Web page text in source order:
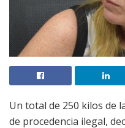
Un total de 250 kilos de
de procedencia ilegal,